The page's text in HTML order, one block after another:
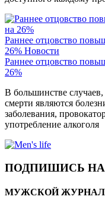
Раннее отцовство
26% Новости
Раннее отцовство
26%
В большинстве
смерти являются
заболевания,
употребление алкоголя
ПОДПИШИСЬ
МУЖСКОЙ ЖУРНАЛ